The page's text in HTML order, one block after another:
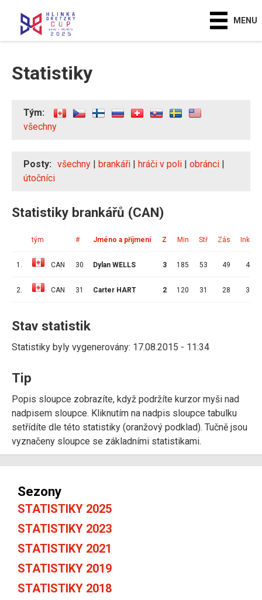
MENU
Statistiky
Tým:
všechny
Posty: všechny | brankáři | hráči v poli | obránci |
útočníci
Statistiky brankářů (CAN)
tým # Jméno a příjmení Z Min Stř Zás Ink
1. CAN 30 Dylan WELLS 3 185 53 49 4
2. CAN 31 Carter HART 2 120 31 28 3
Stav statistik
Statistiky byly vygenerovány: 17.08.2015 - 11:34
Tip
Popis sloupce zobrazíte, když podržíte kurzor myši nad
nadpisem sloupce. Kliknutím na nadpis sloupce tabulku
setřídíte dle této statistiky (oranžový podklad). Tučně jsou
vyznačeny sloupce se základními statistikami.
Sezony
STATISTIKY 2025
STATISTIKY 2023
STATISTIKY 2021
STATISTIKY 2019
STATISTIKY 2018